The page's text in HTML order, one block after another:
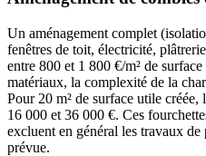
Un aménagement complet
fenêtres de toit, électricité,
entre 800 et 1 800 €/m² de
matériaux, la complexité de la
Pour 20 m² de surface utile
16 000 et 36 000 €. Ces
excluent en général les travaux
prévue.